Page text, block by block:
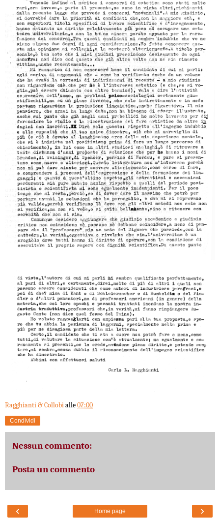
Ragghianti & Collobialle07:00
Condividi
Nessun commento:
Posta un commento
‹ ›
Home page